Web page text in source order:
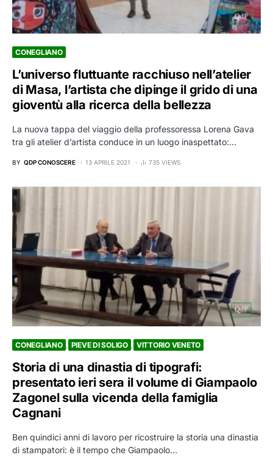
CONEGLIANO
L’universo fluttuante racchiuso nell’atelier
di Masa, l’artista che dipinge il grido di una
gioventù alla ricerca della bellezza
La nuova tappa del viaggio della professoressa Lorena Gava
tra gli atelier d’artista conduce in un luogo inaspettato:…
BY QDP CONOSCERE 13 APRILE 2021 735 VIEWS
CONEGLIANO PIEVE DI SOLIGO VITTORIO VENETO
Storia di una dinastia di tipografi:
presentato ieri sera il volume di Giampaolo
Zagonel sulla vicenda della famiglia
Cagnani
Ben quindici anni di lavoro per ricostruire la storia una dinastia
di stampatori: è il tempo che Giampaolo…